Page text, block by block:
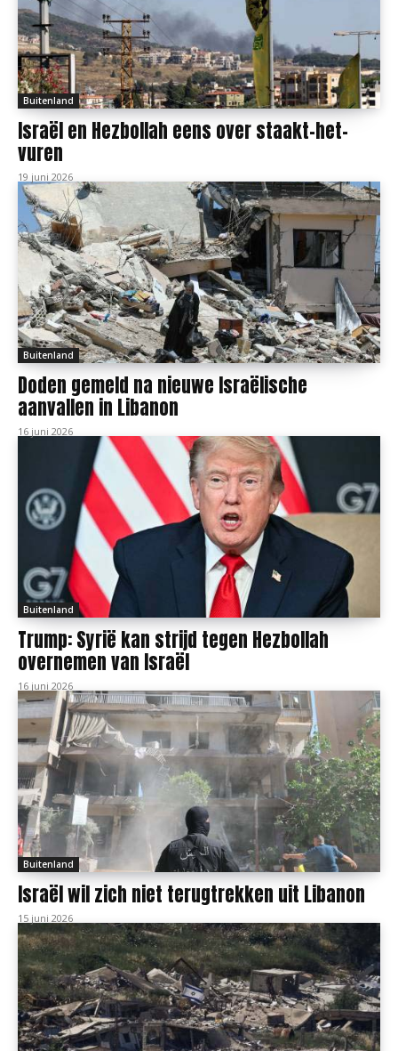
Buitenland
Israël en Hezbollah eens over staakt-het-
vuren
19 juni 2026
Buitenland
Doden gemeld na nieuwe Israëlische
aanvallen in Libanon
16 juni 2026
Buitenland
Trump: Syrië kan strijd tegen Hezbollah
overnemen van Israël
16 juni 2026
Buitenland
Israël wil zich niet terugtrekken uit Libanon
15 juni 2026